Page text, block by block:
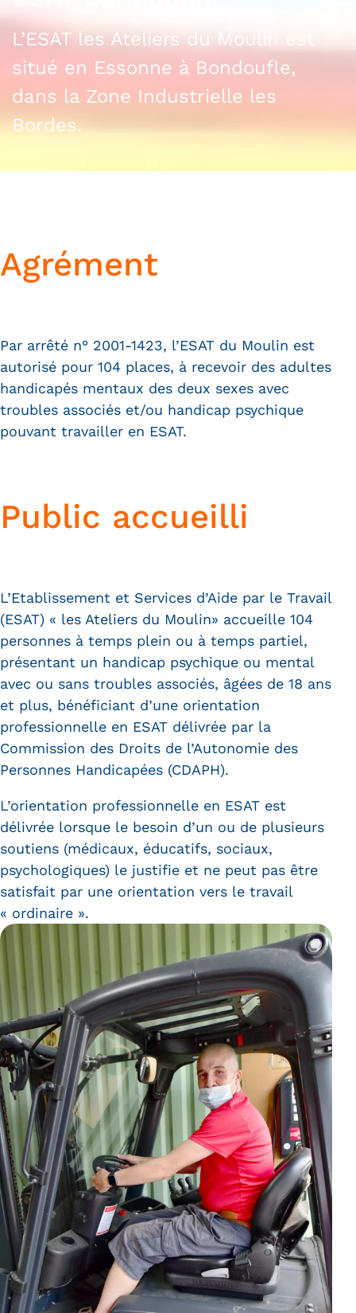
L’ESAT les Ateliers du Moulin est
situé en Essonne à Bondoufle,
dans la Zone Industrielle les
Bordes.
Agrément
Par arrêté n° 2001-1423, l’ESAT du Moulin est
autorisé pour 104 places, à recevoir des adultes
handicapés mentaux des deux sexes avec
troubles associés et/ou handicap psychique
pouvant travailler en ESAT.
Public accueilli
L’Etablissement et Services d’Aide par le Travail
(ESAT) « les Ateliers du Moulin» accueille 104
personnes à temps plein ou à temps partiel,
présentant un handicap psychique ou mental
avec ou sans troubles associés, âgées de 18 ans
et plus, bénéficiant d’une orientation
professionnelle en ESAT délivrée par la
Commission des Droits de l’Autonomie des
Personnes Handicapées (CDAPH).
L’orientation professionnelle en ESAT est
délivrée lorsque le besoin d’un ou de plusieurs
soutiens (médicaux, éducatifs, sociaux,
psychologiques) le justifie et ne peut pas être
satisfait par une orientation vers le travail
« ordinaire ».